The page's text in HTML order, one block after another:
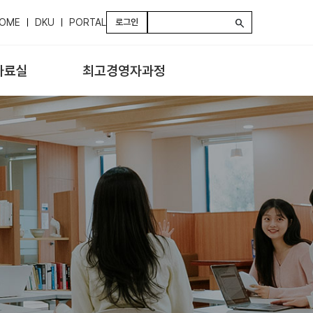
DKU PORTAL 로그인 search
료실 최고경영자과정